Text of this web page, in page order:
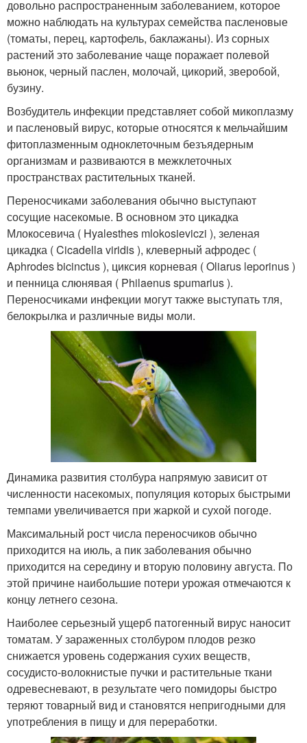
довольно распространенным заболеванием, которое
можно наблюдать на культурах семейства пасленовые
(томаты, перец, картофель, баклажаны). Из сорных
растений это заболевание чаще поражает полевой
вьюнок, черный паслен, молочай, цикорий, зверобой,
бузину.
Возбудитель инфекции представляет собой микоплазму
и пасленовый вирус, которые относятся к мельчайшим
фитоплазменным одноклеточным безъядерным
организмам и развиваются в межклеточных
пространствах растительных тканей.
Переносчиками заболевания обычно выступают
сосущие насекомые. В основном это цикадка
Млокосевича ( Hyalesthes mlokosieviczi ), зеленая
цикадка ( Cicadella viridis ), клеверный афродес (
Aphrodes bicinctus ), циксия корневая ( Oliarus leporinus )
и пенница слюнявая ( Philaenus spumarius ).
Переносчиками инфекции могут также выступать тля,
белокрылка и различные виды моли.
Динамика развития столбура напрямую зависит от
численности насекомых, популяция которых быстрыми
темпами увеличивается при жаркой и сухой погоде.
Максимальный рост числа переносчиков обычно
приходится на июль, а пик заболевания обычно
приходится на середину и вторую половину августа. По
этой причине наибольшие потери урожая отмечаются к
концу летнего сезона.
Наиболее серьезный ущерб патогенный вирус наносит
томатам. У зараженных столбуром плодов резко
снижается уровень содержания сухих веществ,
сосудисто-волокнистые пучки и растительные ткани
одревесневают, в результате чего помидоры быстро
теряют товарный вид и становятся непригодными для
употребления в пищу и для переработки.